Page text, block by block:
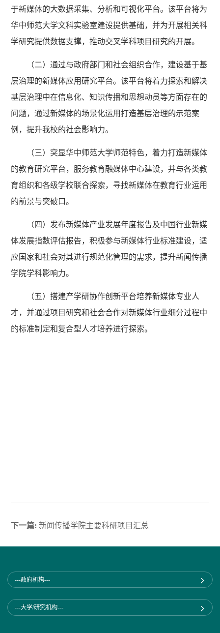
于新媒体的大数据采集、分析和可视化平台。该平台将为
华中师范大学文科实验室建设提供基础，并为开展相关科
学研究提供数据支撑，推动交叉学科项目研究的开展。
（二）通过与政府部门和社会组织合作，建设基于基
层治理的新媒体应用研究平台。该平台将着力探索和解决
基层治理中在信息化、知识传播和思想动员等方面存在的
问题，通过新媒体的场景化运用打造基层治理的示范案
例，提升我校的社会影响力。
（三）突显华中师范大学师范特色，着力打造新媒体
的教育研究平台，服务教育融媒体中心建设，并与各类教
育组织和各级学校联合探索，寻找新媒体在教育行业运用
的前景与突破口。
（四）发布新媒体产业发展年度报告及中国行业新媒
体发展指数评估报告，积极参与新媒体行业标准建设，适
应国家和社会对其进行规范化管理的需求，提升新闻传播
学院学科影响力。
（五）搭建产学研协作创新平台培养新媒体专业人
才，并通过项目研究和社会合作对新媒体行业细分过程中
的标准制定和复合型人才培养进行探索。
下一篇: 新闻传播学院主要科研项目汇总
---政府机构---
---大学/研究机构---